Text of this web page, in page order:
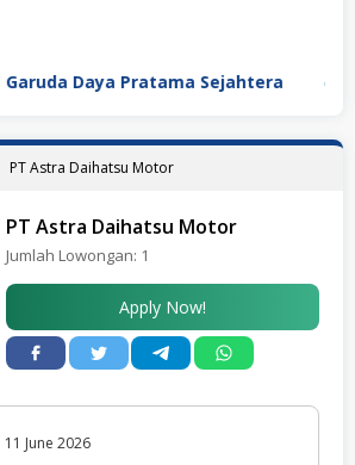
Daya Pratama Sejahtera
PT Astra Daihatsu Motor
PT Astra Daihatsu Motor
Jumlah Lowongan: 1
Apply Now!
11 June 2026